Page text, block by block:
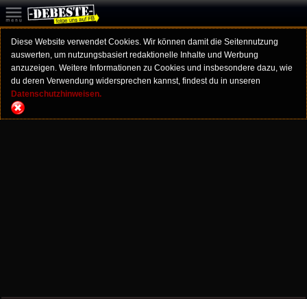
Diese Website verwendet Cookies. Wir können damit die Seitennutzung
auswerten, um nutzungsbasiert redaktionelle Inhalte und Werbung
anzuzeigen. Weitere Informationen zu Cookies und insbesondere dazu, wie
du deren Verwendung widersprechen kannst, findest du in unseren
Datenschutzhinweisen.